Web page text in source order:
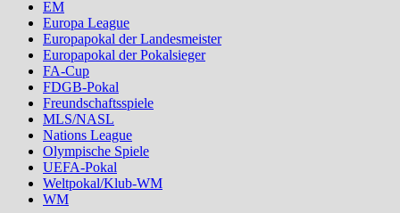
EM
Europa League
Europapokal der Landesmeister
Europapokal der Pokalsieger
FA-Cup
FDGB-Pokal
Freundschaftsspiele
MLS/NASL
Nations League
Olympische Spiele
UEFA-Pokal
Weltpokal/Klub-WM
WM